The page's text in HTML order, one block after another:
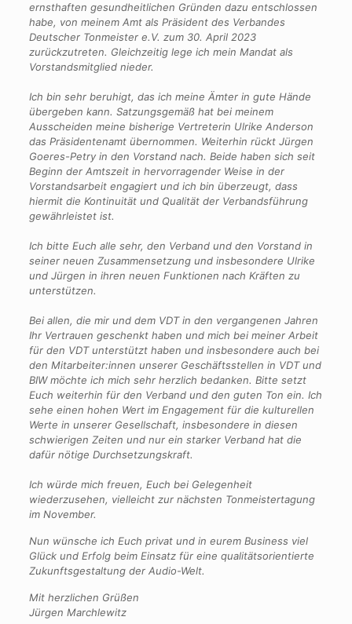
ernsthaften gesundheitlichen Gründen dazu entschlossen
habe, von meinem Amt als Präsident des Verbandes
Deutscher Tonmeister e.V. zum 30. April 2023
zurückzutreten. Gleichzeitig lege ich mein Mandat als
Vorstandsmitglied nieder.
Ich bin sehr beruhigt, das ich meine Ämter in gute Hände
übergeben kann. Satzungsgemäß hat bei meinem
Ausscheiden meine bisherige Vertreterin Ulrike Anderson
das Präsidentenamt übernommen. Weiterhin rückt Jürgen
Goeres-Petry in den Vorstand nach. Beide haben sich seit
Beginn der Amtszeit in hervorragender Weise in der
Vorstandsarbeit engagiert und ich bin überzeugt, dass
hiermit die Kontinuität und Qualität der Verbandsführung
gewährleistet ist.
Ich bitte Euch alle sehr, den Verband und den Vorstand in
seiner neuen Zusammensetzung und insbesondere Ulrike
und Jürgen in ihren neuen Funktionen nach Kräften zu
unterstützen.
Bei allen, die mir und dem VDT in den vergangenen Jahren
Ihr Vertrauen geschenkt haben und mich bei meiner Arbeit
für den VDT unterstützt haben und insbesondere auch bei
den Mitarbeiter:innen unserer Geschäftsstellen in VDT und
BIW möchte ich mich sehr herzlich bedanken. Bitte setzt
Euch weiterhin für den Verband und den guten Ton ein. Ich
sehe einen hohen Wert im Engagement für die kulturellen
Werte in unserer Gesellschaft, insbesondere in diesen
schwierigen Zeiten und nur ein starker Verband hat die
dafür nötige Durchsetzungskraft.
Ich würde mich freuen, Euch bei Gelegenheit
wiederzusehen, vielleicht zur nächsten Tonmeistertagung
im November.
Nun wünsche ich Euch privat und in eurem Business viel
Glück und Erfolg beim Einsatz für eine qualitätsorientierte
Zukunftsgestaltung der Audio-Welt.
Mit herzlichen Grüßen
Jürgen Marchlewitz